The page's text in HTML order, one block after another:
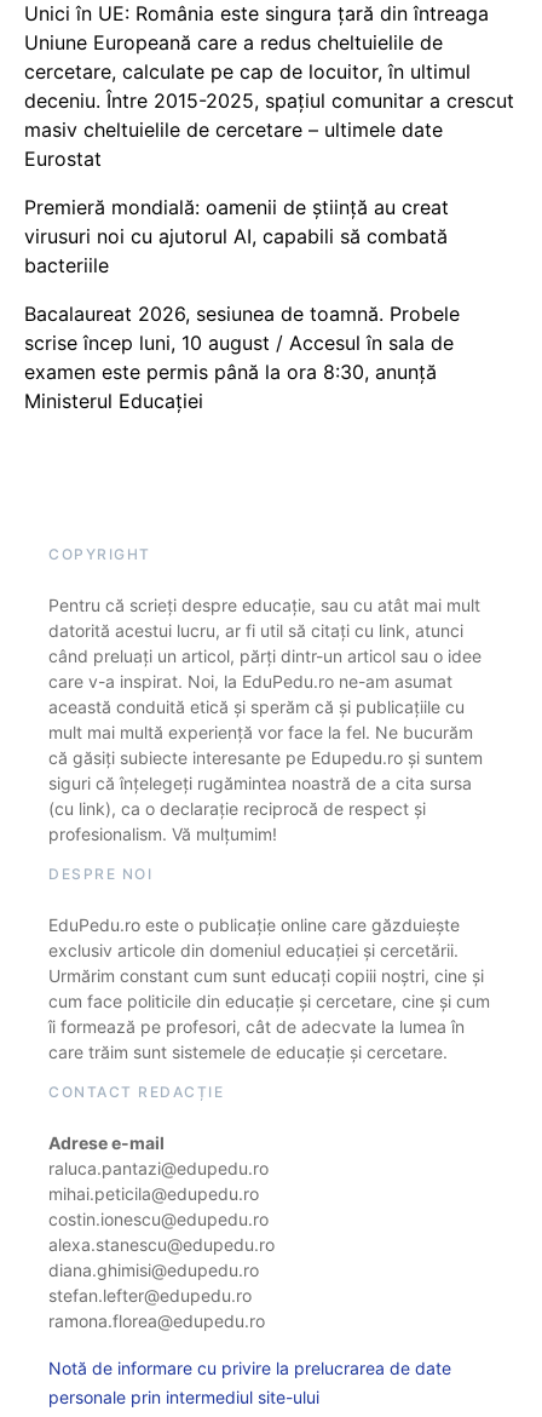
Unici în UE: România este singura țară din întreaga
Uniune Europeană care a redus cheltuielile de
cercetare, calculate pe cap de locuitor, în ultimul
deceniu. Între 2015-2025, spațiul comunitar a crescut
masiv cheltuielile de cercetare – ultimele date
Eurostat
Premieră mondială: oamenii de știință au creat
virusuri noi cu ajutorul AI, capabili să combată
bacteriile
Bacalaureat 2026, sesiunea de toamnă. Probele
scrise încep luni, 10 august / Accesul în sala de
examen este permis până la ora 8:30, anunță
Ministerul Educației
COPYRIGHT
Pentru că scrieți despre educație, sau cu atât mai mult
datorită acestui lucru, ar fi util să citați cu link, atunci
când preluați un articol, părți dintr-un articol sau o idee
care v-a inspirat. Noi, la EduPedu.ro ne-am asumat
această conduită etică și sperăm că și publicațiile cu
mult mai multă experiență vor face la fel. Ne bucurăm
că găsiți subiecte interesante pe Edupedu.ro și suntem
siguri că înțelegeți rugămintea noastră de a cita sursa
(cu link), ca o declarație reciprocă de respect și
profesionalism. Vă mulțumim!
DESPRE NOI
EduPedu.ro este o publicație online care găzduiește
exclusiv articole din domeniul educației și cercetării.
Urmărim constant cum sunt educați copiii noștri, cine și
cum face politicile din educație și cercetare, cine și cum
îi formează pe profesori, cât de adecvate la lumea în
care trăim sunt sistemele de educație și cercetare.
CONTACT REDACȚIE
Adrese e-mail
raluca.pantazi@edupedu.ro
mihai.peticila@edupedu.ro
costin.ionescu@edupedu.ro
alexa.stanescu@edupedu.ro
diana.ghimisi@edupedu.ro
stefan.lefter@edupedu.ro
ramona.florea@edupedu.ro
Notă de informare cu privire la prelucrarea de date
personale prin intermediul site-ului